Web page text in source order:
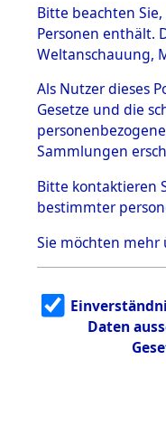
BESTÄNDE
1.
mente
5. Verschiedenes
5.3
Todesmärsche
5.3.1
Erhebungen
zu
Todesmärsch
en
5.3.2
g
5.3.3
Bitte beachten
Personen enthält.
Weltanschauung,
Als Nutzer dieses
Gesetze und die
Sammlungen
Bitte kontaktieren
bestimmter
Sie möchten mehr
Daten